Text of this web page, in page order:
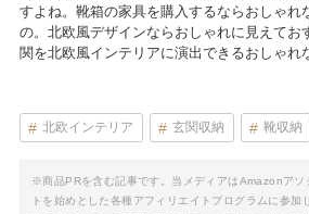
すよね。靴箱の家具を購入するならおしゃれ
の。北欧風デザインならおしゃれに見えてお
関を北欧風インテリアに演出できるおしゃれ
北欧インテリア 玄関収納 靴収納
※商品PRを含む記事です。当メディアはAmazonアソ
トを始めとした各種アフィリエイトプログラムに参加